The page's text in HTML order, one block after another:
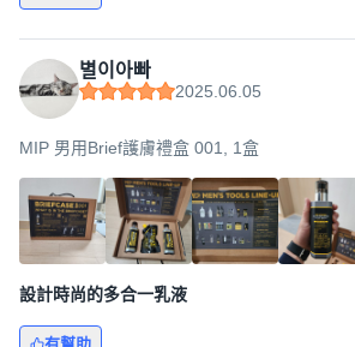
별이아빠
2025.06.05
MIP 男用Brief護膚禮盒 001, 1盒
設計時尚的多合一乳液